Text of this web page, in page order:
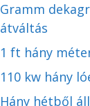
Gramm
átváltás
1 ft hány
110 kw hány
Hány hétből